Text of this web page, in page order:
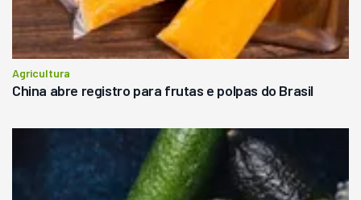
Agricultura
China abre registro para frutas e polpas do Brasil